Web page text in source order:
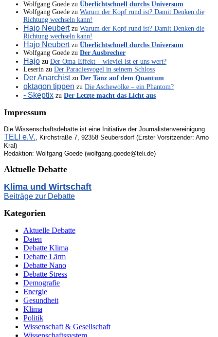
Wolfgang Goede zu Überlichtschnell durchs Universum
Wolfgang Goede zu Warum der Kopf rund ist? Damit Denken die
Richtung wechseln kann!
Hajo Neubertzu Warum der Kopf rund ist? Damit Denken die
Richtung wechseln kann!
Hajo Neubertzu Überlichtschnell durchs Universum
Wolfgang Goede zu Der Ausbrecher
Hajo zu Der Oma-Effekt – wieviel ist er uns wert?
Leserin zu Der Paradiesvogel in seinem Schloss
Der Anarchistzu Der Tanz auf dem Quantum
oktagon tippen zu Die Aschewolke – ein Phantom?
- Skeptix zu Der Letzte macht das Licht aus
Impressum
Die Wissenschaftsdebatte ist eine Initiative der Journalistenvereinigung
TELI e.V., Kirchstraße 7, 92358 Seubersdorf (Erster Vorsitzender: Arno
Kral)
Redaktion: Wolfgang Goede (wolfgang.goede@teli.de)
Aktuelle Debatte
Klima und Wirtschaft
Beiträge zur Debatte
Kategorien
Aktuelle Debatte
Daten
Debatte Klima
Debatte Lärm
Debatte Nano
Debatte Stress
Demografie
Energie
Gesundheit
Klima
Politik
Wissenschaft & Gesellschaft